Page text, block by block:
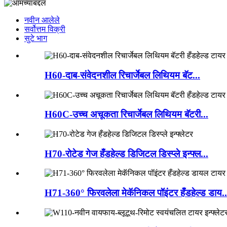
नवीन आलेले
सर्वोत्तम विक्री
सुटे भाग
H60-दाब-संवेदनशील रिचार्जेबल लिथियम बॅट...
H60C-उच्च अचूकता रिचार्जेबल लिथियम बॅटरी...
H70-रोटेड गेज हँडहेल्ड डिजिटल डिस्प्ले इन्फ्ल...
H71-360° फिरवलेला मेकॅनिकल पॉइंटर हँडहेल्ड